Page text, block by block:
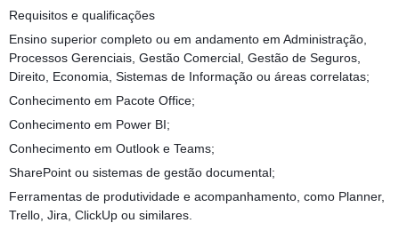
Requisitos e qualificações
Ensino superior completo ou em andamento em Administração,
Processos Gerenciais, Gestão Comercial, Gestão de Seguros,
Direito, Economia, Sistemas de Informação ou áreas correlatas;
Conhecimento em Pacote Office;
Conhecimento em Power BI;
Conhecimento em Outlook e Teams;
SharePoint ou sistemas de gestão documental;
Ferramentas de produtividade e acompanhamento, como Planner,
Trello, Jira, ClickUp ou similares.